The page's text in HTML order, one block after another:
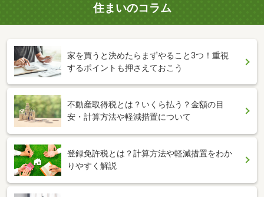
住まいのコラム
家を買うと決めたらまずやること3つ！重視
するポイントも押さえておこう
不動産取得税とは？いくら払う？金額の目
安・計算方法や軽減措置について
登録免許税とは？計算方法や軽減措置をわか
りやすく解説